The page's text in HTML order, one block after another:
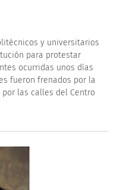
y universitarios
para protestar
ocurridas unos días
fueron frenados por la
las calles del Centro